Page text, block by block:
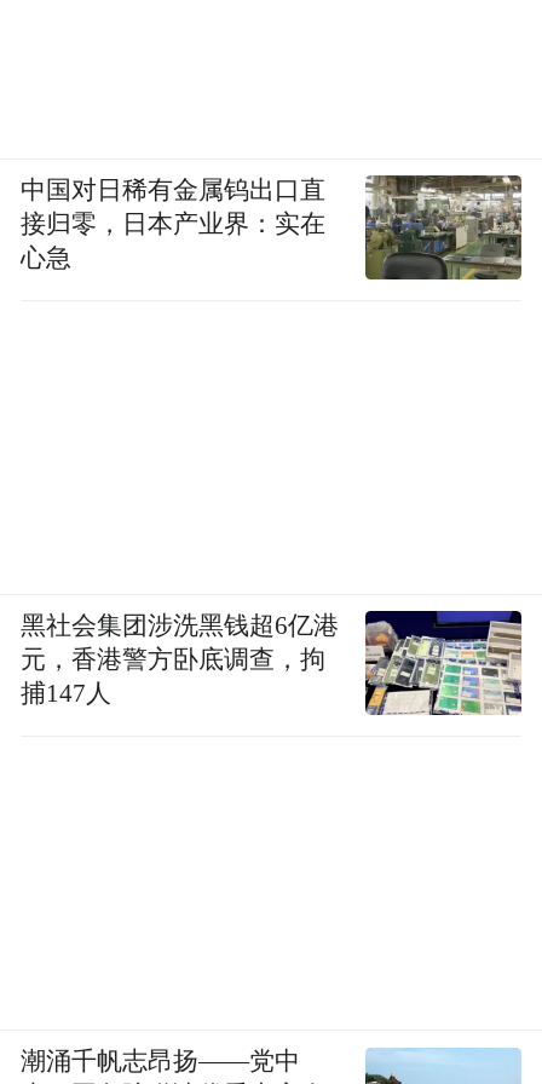
中国对日稀有金属钨出口直
接归零，日本产业界：实在
心急
黑社会集团涉洗黑钱超6亿港
元，香港警方卧底调查，拘
捕147人
潮涌千帆志昂扬——党中